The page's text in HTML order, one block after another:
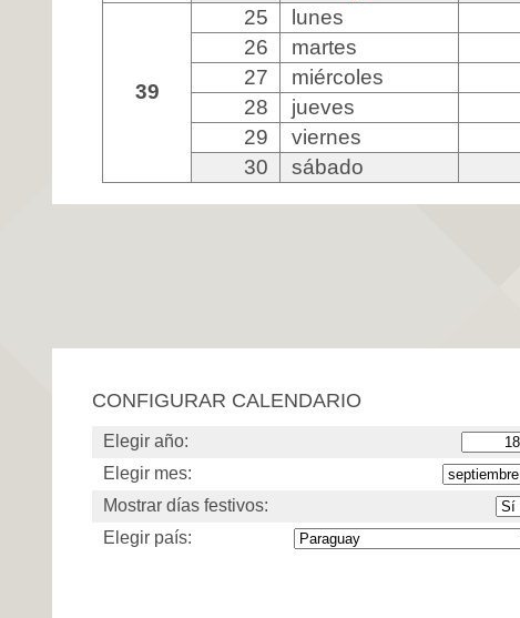
39
25
lunes
26
martes
27
miércoles
28
jueves
29
viernes
30
sábado
CONFIGURAR CALENDARIO
Elegir año:
Elegir mes:
Mostrar días festivos:
Elegir país: